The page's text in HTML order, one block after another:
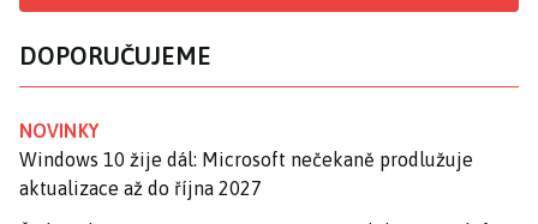
DOPORUČUJEME
NOVINKY
Windows 10 žije dál: Microsoft nečekaně prodlužuje
aktualizace až do října 2027